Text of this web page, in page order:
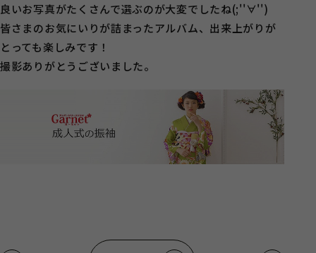
良いお写真がたくさんで選ぶのが大変でしたね(;''∀'')
皆さまのお気にいりが詰まったアルバム、出来上がりが
とっても楽しみです！
撮影ありがとうございました。